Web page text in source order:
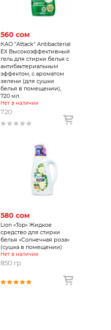
560 сом
КАО "Attack" Antibacterial
EX Высокоэффективный
гель для стирки белья с
антибактериальным
эффектом, с ароматом
зелени (для сушки
белья в помещении),
720 мл.
Нет в наличии
720
580 сом
Lion «Top» Жидкое
средство для стирки
белья «Солнечная роза»
(сушка в помещении)
Нет в наличии
850 гр